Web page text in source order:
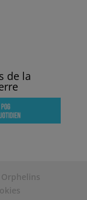
de la